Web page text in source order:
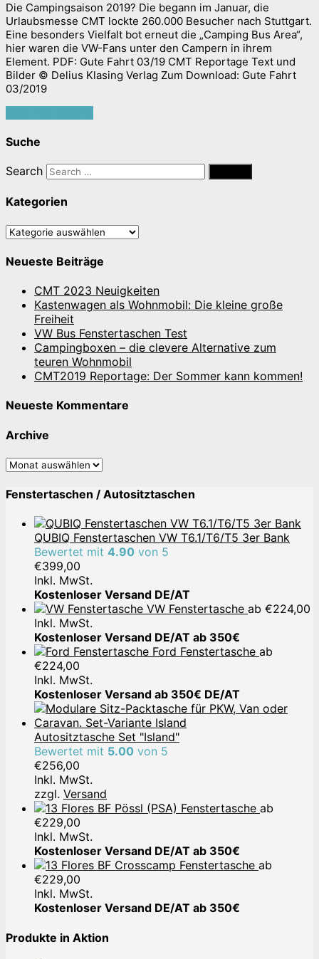
Die Campingsaison 2019? Die begann im Januar, die
Urlaubsmesse CMT lockte 260.000 Besucher nach Stuttgart.
Eine besonders Vielfalt bot erneut die „Camping Bus Area“,
hier waren die VW-Fans unter den Campern in ihrem
Element. PDF: Gute Fahrt 03/19 CMT Reportage Text und
Bilder © Delius Klasing Verlag Zum Download: Gute Fahrt
03/2019
Suche
Search
Kategorien
Kategorien
Neueste Beiträge
CMT 2023 Neuigkeiten
Kastenwagen als Wohnmobil: Die kleine große
Freiheit
VW Bus Fenstertaschen Test
Campingboxen – die clevere Alternative zum
teuren Wohnmobil
CMT2019 Reportage: Der Sommer kann kommen!
Neueste Kommentare
Archive
Archive
Fenstertaschen / Autositztaschen
QUBIQ Fenstertaschen VW T6.1/T6/T5 3er Bank
Bewertet mit 4.90 von 5
€399,00
Inkl. MwSt.
Kostenloser Versand DE/AT
VW Fenstertasche ab €224,00
Inkl. MwSt.
Kostenloser Versand DE/AT ab 350€
Ford Fenstertasche ab
€224,00
Inkl. MwSt.
Kostenloser Versand ab 350€ DE/AT
Autositztasche Set "Island"
Bewertet mit 5.00 von 5
€256,00
Inkl. MwSt.
zzgl. Versand
Pössl (PSA) Fenstertasche ab
€229,00
Inkl. MwSt.
Kostenloser Versand DE/AT ab 350€
Crosscamp Fenstertasche ab
€229,00
Inkl. MwSt.
Kostenloser Versand DE/AT ab 350€
Produkte in Aktion